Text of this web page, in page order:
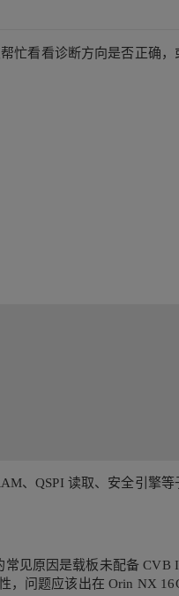
忙看看诊断方向是否正确，
、QSPI 读取、安全引擎等
常见原因是载板未配备 CVB
，问题应该出在 Orin NX